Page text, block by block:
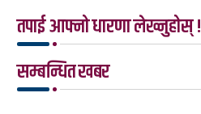
तपाई आफ्नो धारणा लेख्नुहोस् !
सम्बन्धित खबर